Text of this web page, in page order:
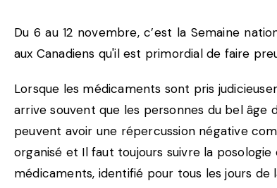
Du 6 au 12 novembre, c’est la Semaine
aux Canadiens qu'il est primordial de faire
Lorsque les médicaments sont pris
arrive souvent que les personnes du bel âge
peuvent avoir une répercussion négative
organisé et Il faut toujours suivre la
médicaments, identifié pour tous les jours